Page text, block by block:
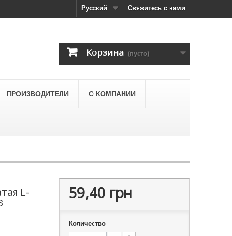
Свяжитесь с нами
Русский
Корзина (пусто)
ПРОИЗВОДИТЕЛИ О КОМПАНИИ
L-
59,40 грн
Количество